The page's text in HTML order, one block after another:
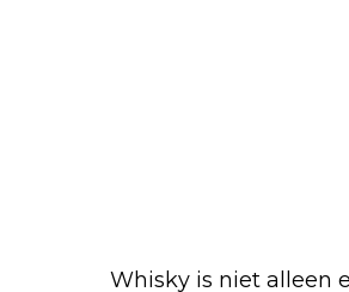
Whisky is niet alleen